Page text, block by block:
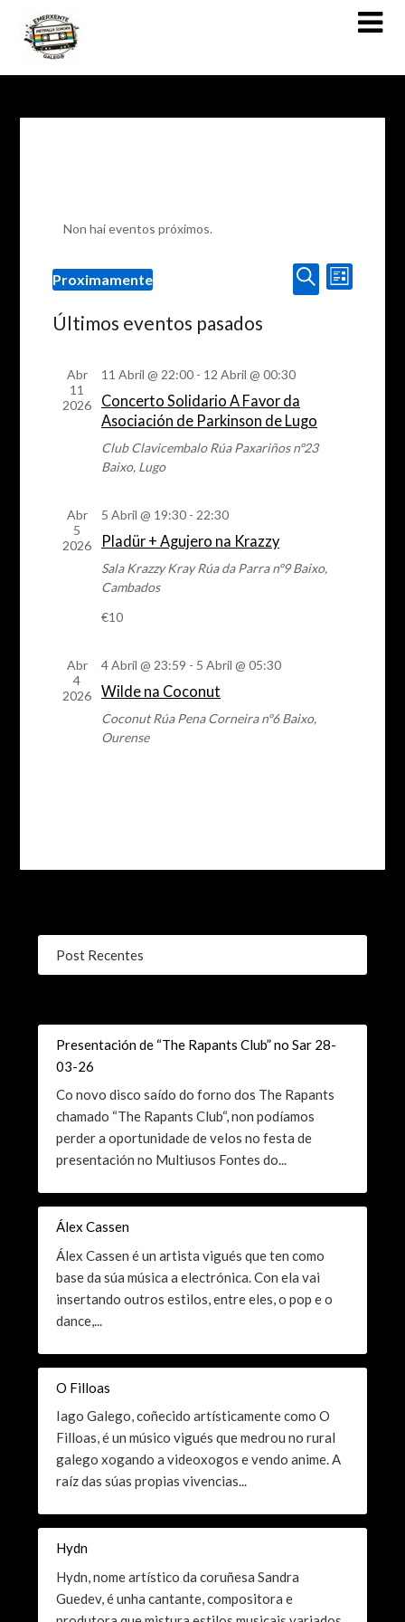
content
Non hai eventos próximos.
Navegación
de
vistas
de
eventos
Procurar
de
List
Proximamente
date.
Últimos eventos pasados
Abr
11
2026
11 Abril @ 22:00 - 12 Abril @ 00:30
Concerto Solidario A Favor da
Asociación de Parkinson de Lugo
Club ClavicembaloRúa Paxariños nº23
Baixo, Lugo
Abr
5
2026
5 Abril @ 19:30 - 22:30
Pladür + Agujero na Krazzy
Sala Krazzy KrayRúa da Parra nº9 Baixo,
Cambados
€10
Abr
4
2026
4 Abril @ 23:59 - 5 Abril @ 05:30
Wilde na Coconut
CoconutRúa Pena Corneira nº6 Baixo,
Ourense
Post Recentes
Presentación de “The Rapants Club” no Sar 28-
03-26
Co novo disco saído do forno dos The Rapants
chamado “The Rapants Club“, non podíamos
perder a oportunidade de velos no festa de
presentación no Multiusos Fontes do...
Álex Cassen
Álex Cassen é un artista vigués que ten como
base da súa música a electrónica. Con ela vai
insertando outros estilos, entre eles, o pop e o
dance,...
O Filloas
Iago Galego, coñecido artísticamente como O
Filloas, é un músico vigués que medrou no rural
galego xogando a videoxogos e vendo anime. A
raíz das súas propias vivencias...
Hydn
Hydn, nome artístico da coruñesa Sandra
Guedev, é unha cantante, compositora e